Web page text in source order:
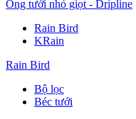
Ống tưới nhỏ giọt - Dripline
Rain Bird
KRain
Rain Bird
Bộ lọc
Béc tưới